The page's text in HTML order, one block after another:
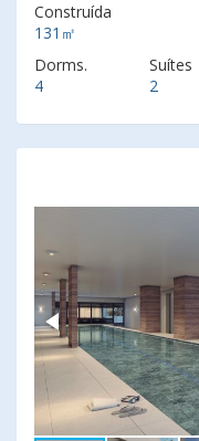
Construída
131㎡
Dorms.
4
Suítes
2